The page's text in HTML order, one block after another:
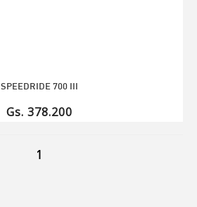
SPEEDRIDE 700 III
Gs. 378.200
1